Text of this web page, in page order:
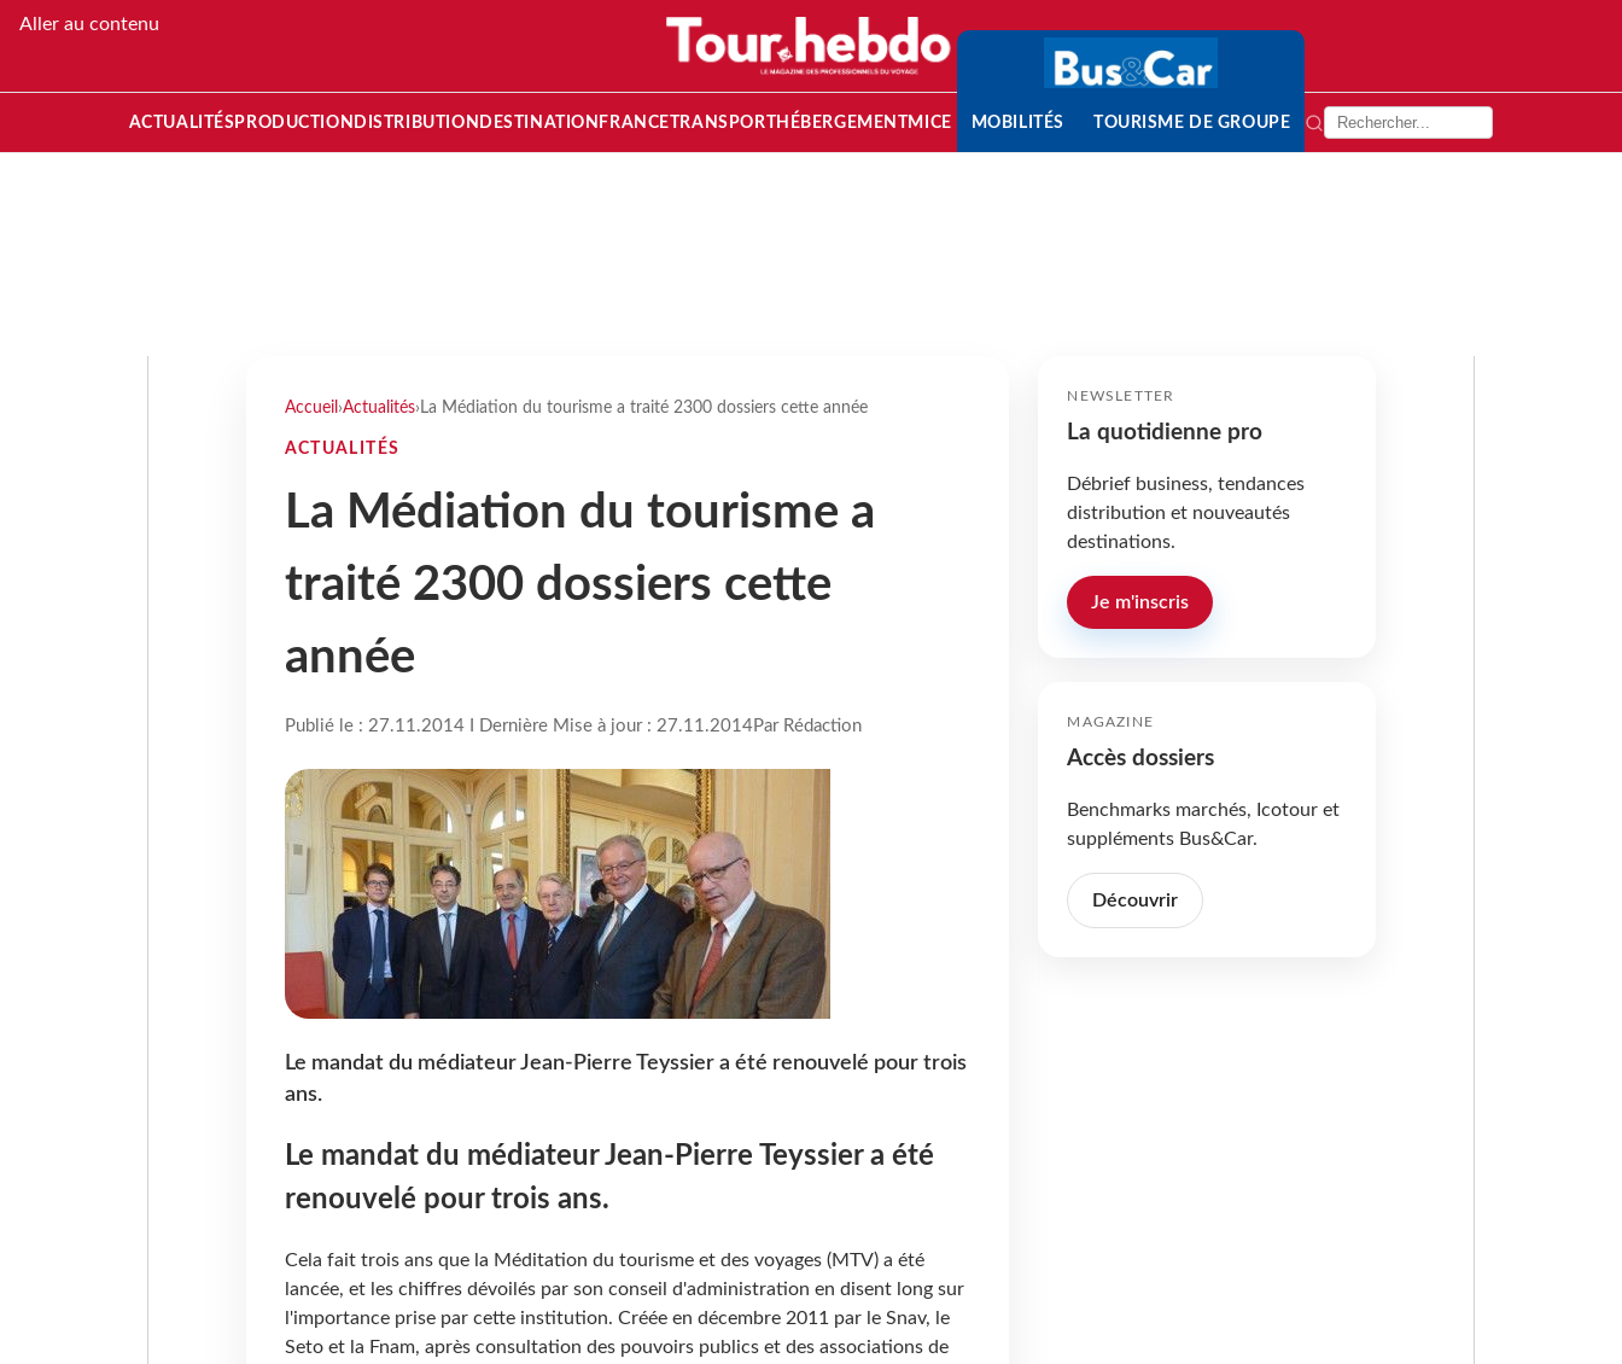
Aller au contenu
ACTUALITÉS PRODUCTION DISTRIBUTION DESTINATION FRANCETRANSPORT HÉBERGEMENTMICE MOBILITÉS TOURISME DE GROUPE
Accueil ›Actualités› La Médiation du tourisme a traité 2300 dossiers cette année
ACTUALITÉS
La Médiation du tourisme a
traité 2300 dossiers cette
année
Publié le : 27.11.2014 I Dernière Mise à jour : 27.11.2014Par Rédaction
Le mandat du médiateur Jean-Pierre Teyssier a été renouvelé pour trois
ans.
Le mandat du médiateur Jean-Pierre Teyssier a été
renouvelé pour trois ans.
Cela fait trois ans que la Méditation du tourisme et des voyages (MTV) a été
lancée, et les chiffres dévoilés par son conseil d'administration en disent long sur
l'importance prise par cette institution. Créée en décembre 2011 par le Snav, le
Seto et la Fnam, après consultation des pouvoirs publics et des associations de
NEWSLETTER
La quotidienne pro
Débrief business, tendances
distribution et nouveautés
destinations.
Je m'inscris
MAGAZINE
Accès dossiers
Benchmarks marchés, Icotour et
suppléments Bus&Car.
Découvrir